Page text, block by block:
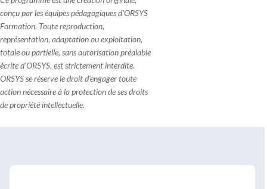
conçu par les équipes pédagogiques d'ORSYS
Formation. Toute reproduction,
représentation, adaptation ou exploitation,
totale ou partielle, sans autorisation préalable
écrite d'ORSYS, est strictement interdite.
ORSYS se réserve le droit d'engager toute
action nécessaire à la protection de ses droits
de propriété intellectuelle.